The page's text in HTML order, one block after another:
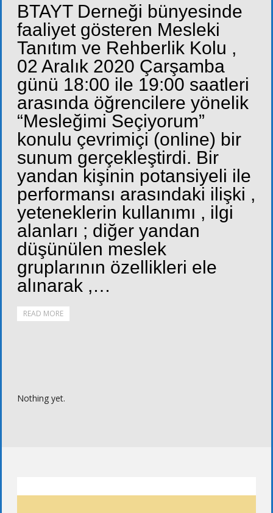
BTAYT Derneği bünyesinde
faaliyet gösteren Mesleki
Tanıtım ve Rehberlik Kolu ,
02 Aralık 2020 Çarşamba
günü 18:00 ile 19:00 saatleri
arasında öğrencilere yönelik
“Mesleğimi Seçiyorum”
konulu çevrimiçi (online) bir
sunum gerçekleştirdi. Bir
yandan kişinin potansiyeli ile
performansı arasındaki ilişki ,
yeteneklerin kullanımı , ilgi
alanları ; diğer yandan
düşünülen meslek
gruplarının özellikleri ele
alınarak ,…
READ MORE
Nothing yet.